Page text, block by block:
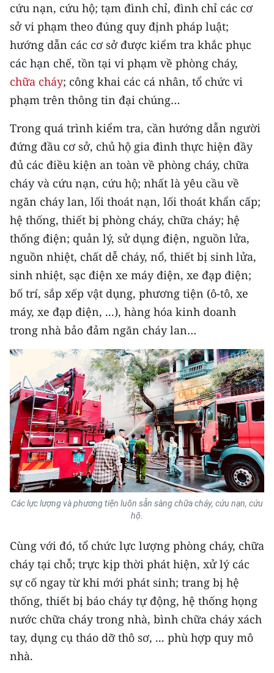
Media Khoa học - Công nghệ
Media Môi trường
Ảnh
Infographic
TIN MỚI
TIN ĐỊA PHƯƠNG
Trung du và miền núi phía Bắc
Đồng bằng sông Hồng
Bắc Trung Bộ
Duyên hải Nam Trung Bộ và Tây
Nguyên
Đông Nam Bộ
Chuyên trang Hà Nội
Chuyên trang TP. Hồ Chí Minh
CHUYÊN ĐỀ
CÁC CHUYÊN TRANG
VỀ BÁO NHÂN DÂN
NHÂN DÂN CUỐI TUẦN
NHÂN DÂN HẰNG THÁNG
MUA BÁO
ĐỌC BÁO IN
cứu nạn, cứu hộ; tạm đình chỉ, đình chỉ các cơ
sở vi phạm theo đúng quy định pháp luật;
hướng dẫn các cơ sở được kiểm tra khắc phục
các hạn chế, tồn tại vi phạm về phòng cháy,
chữa cháy; công khai các cá nhân, tổ chức vi
phạm trên thông tin đại chúng…
Trong quá trình kiểm tra, cần hướng dẫn người
đứng đầu cơ sở, chủ hộ gia đình thực hiện đầy
đủ các điều kiện an toàn về phòng cháy, chữa
cháy và cứu nạn, cứu hộ; nhất là yêu cầu về
ngăn cháy lan, lối thoát nạn, lối thoát khẩn cấp;
hệ thống, thiết bị phòng cháy, chữa cháy; hệ
thống điện; quản lý, sử dụng điện, nguồn lửa,
nguồn nhiệt, chất dễ cháy, nổ, thiết bị sinh lửa,
sinh nhiệt, sạc điện xe máy điện, xe đạp điện;
bố trí, sắp xếp vật dụng, phương tiện (ô-tô, xe
máy, xe đạp điện, ...), hàng hóa kinh doanh
trong nhà bảo đảm ngăn cháy lan…
Các lực lượng và phương tiện luôn sẵn sàng chữa cháy, cứu nạn, cứu
hộ.
Cùng với đó, tổ chức lực lượng phòng cháy, chữa
cháy tại chỗ; trực kịp thời phát hiện, xử lý các
sự cố ngay từ khi mới phát sinh; trang bị hệ
thống, thiết bị báo cháy tự động, hệ thống họng
nước chữa cháy trong nhà, bình chữa cháy xách
tay, dụng cụ tháo dỡ thô sơ, ... phù hợp quy mô
nhà.